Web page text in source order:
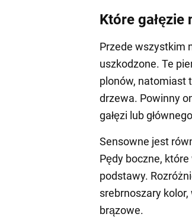
Które gałęzie
Przede wszystkim
uszkodzone. Te
plonów, natomiast
drzewa. Powinny
gałęzi lub
Sensowne jest
Pędy boczne,
podstawy.
srebrnoszary
brązowe.